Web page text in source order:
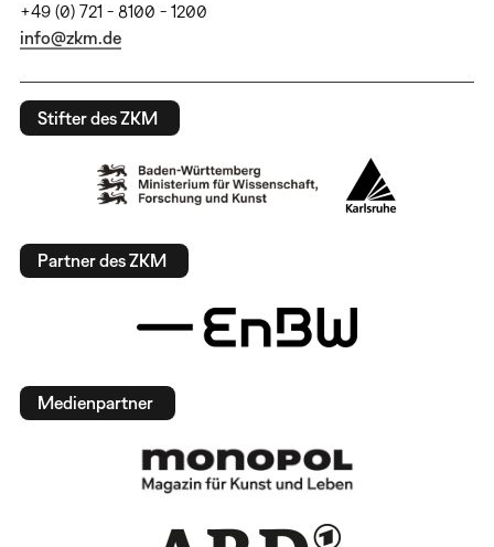
+49 (0) 721 - 8100 - 1200
info@zkm.de
Stifter des ZKM
Partner des ZKM
Medienpartner